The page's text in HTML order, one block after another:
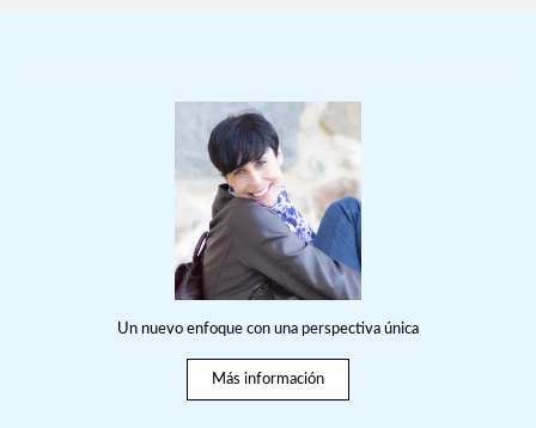
Un nuevo enfoque con una perspectiva única
Más información